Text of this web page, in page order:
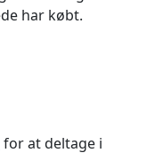
har købt.
for at deltage i